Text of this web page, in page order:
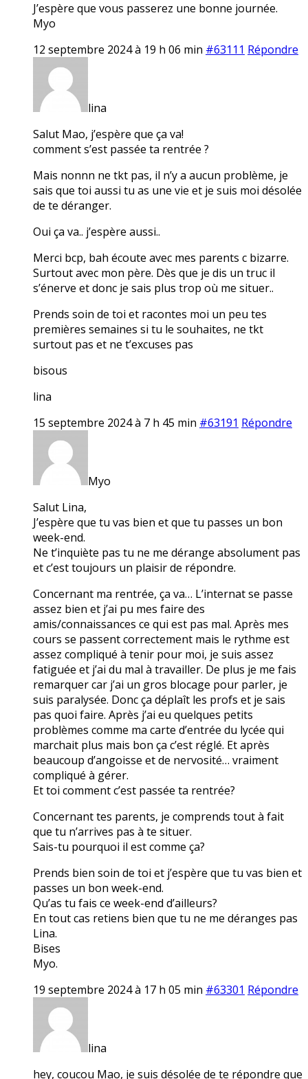
J’espère que vous passerez une bonne journée.
Myo
12 septembre 2024 à 19 h 06 min #63111 Répondre
lina
Salut Mao, j’espère que ça va!
comment s’est passée ta rentrée ?
Mais nonnn ne tkt pas, il n’y a aucun problème, je
sais que toi aussi tu as une vie et je suis moi désolée
de te déranger.
Oui ça va.. j’espère aussi..
Merci bcp, bah écoute avec mes parents c bizarre.
Surtout avec mon père. Dès que je dis un truc il
s’énerve et donc je sais plus trop où me situer..
Prends soin de toi et racontes moi un peu tes
premières semaines si tu le souhaites, ne tkt
surtout pas et ne t’excuses pas
bisous
lina
15 septembre 2024 à 7 h 45 min #63191 Répondre
Myo
Salut Lina,
J’espère que tu vas bien et que tu passes un bon
week-end.
Ne t’inquiète pas tu ne me dérange absolument pas
et c’est toujours un plaisir de répondre.
Concernant ma rentrée, ça va… L’internat se passe
assez bien et j’ai pu mes faire des
amis/connaissances ce qui est pas mal. Après mes
cours se passent correctement mais le rythme est
assez compliqué à tenir pour moi, je suis assez
fatiguée et j’ai du mal à travailler. De plus je me fais
remarquer car j’ai un gros blocage pour parler, je
suis paralysée. Donc ça déplaît les profs et je sais
pas quoi faire. Après j’ai eu quelques petits
problèmes comme ma carte d’entrée du lycée qui
marchait plus mais bon ça c’est réglé. Et après
beaucoup d’angoisse et de nervosité… vraiment
compliqué à gérer.
Et toi comment c’est passée ta rentrée?
Concernant tes parents, je comprends tout à fait
que tu n’arrives pas à te situer.
Sais-tu pourquoi il est comme ça?
Prends bien soin de toi et j’espère que tu vas bien et
passes un bon week-end.
Qu’as tu fais ce week-end d’ailleurs?
En tout cas retiens bien que tu ne me déranges pas
Lina.
Bises
Myo.
19 septembre 2024 à 17 h 05 min #63301 Répondre
lina
hey, coucou Mao, je suis désolée de te répondre que